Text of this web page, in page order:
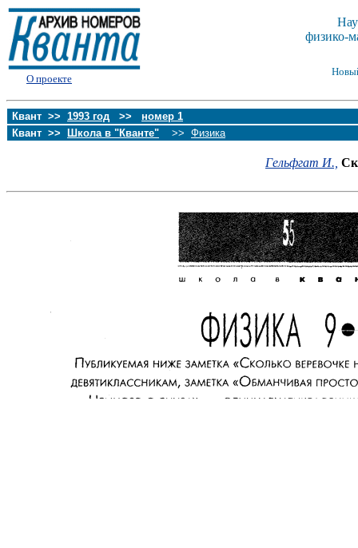
О проекте
физико-
Квант >> 1993 год >> номер 1
Квант >>
Школа в "Кванте" >> Физика
Гельфгат И.,